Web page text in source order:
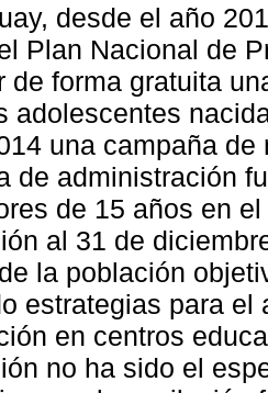
desde el año
Plan Nacional de
de forma gratuita
adolescentes
una campaña
de administración
de 15 años en
al 31 de
la población
estrategias para el
en centros
no ha sido el